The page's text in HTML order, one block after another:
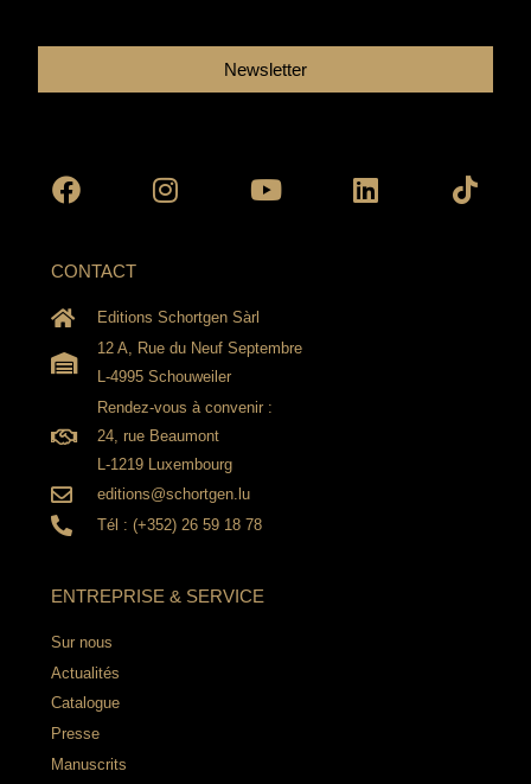
Newsletter
CONTACT
Editions Schortgen Sàrl
12 A, Rue du Neuf Septembre
L-4995 Schouweiler
Rendez-vous à convenir :
24, rue Beaumont
L-1219 Luxembourg
editions@schortgen.lu
Tél : (+352) 26 59 18 78
ENTREPRISE & SERVICE
Sur nous
Actualités
Catalogue
Presse
Manuscrits